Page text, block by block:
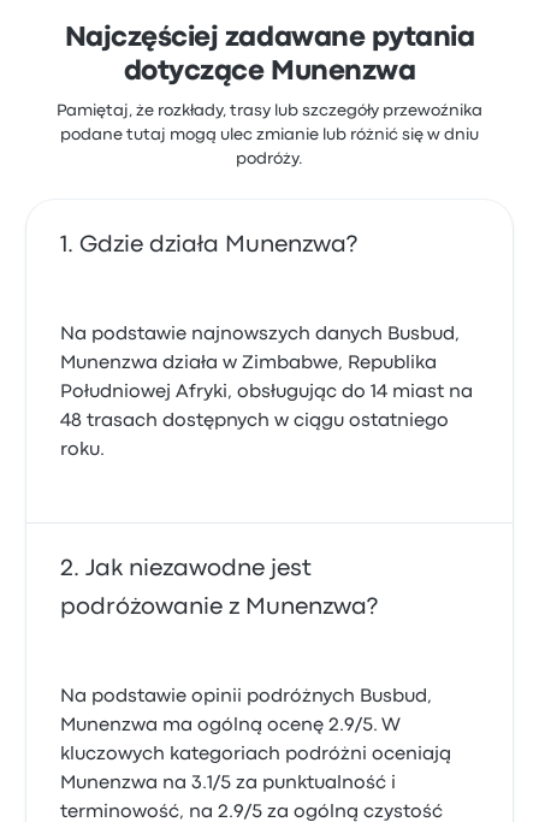
Najczęściej zadawane pytania
dotyczące Munenzwa
Pamiętaj, że rozkłady, trasy lub szczegóły przewoźnika
podane tutaj mogą ulec zmianie lub różnić się w dniu
podróży.
Gdzie działa Munenzwa?
Na podstawie najnowszych danych Busbud,
Munenzwa działa w Zimbabwe, Republika
Południowej Afryki, obsługując do 14 miast na
48 trasach dostępnych w ciągu ostatniego
roku.
Jak niezawodne jest
podróżowanie z Munenzwa?
Na podstawie opinii podróżnych Busbud,
Munenzwa ma ogólną ocenę 2.9/5. W
kluczowych kategoriach podróżni oceniają
Munenzwa na 3.1/5 za punktualność i
terminowość, na 2.9/5 za ogólną czystość